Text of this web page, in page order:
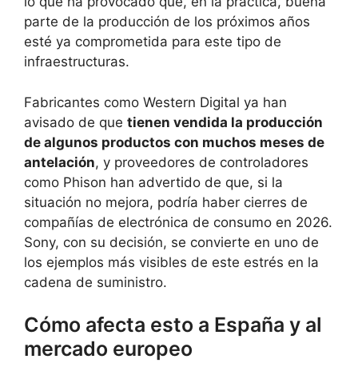
parte de la producción de los próximos años
esté ya comprometida para este tipo de
infraestructuras.
Fabricantes como Western Digital ya han
avisado de que tienen vendida la producción
de algunos productos con muchos meses de
antelación, y proveedores de controladores
como Phison han advertido de que, si la
situación no mejora, podría haber cierres de
compañías de electrónica de consumo en 2026.
Sony, con su decisión, se convierte en uno de
los ejemplos más visibles de este estrés en la
cadena de suministro.
Cómo afecta esto a España y al
mercado europeo